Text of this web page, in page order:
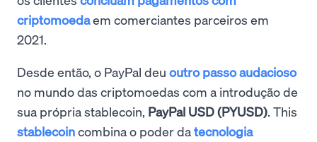
criptomoedaem comerciantes parceiros em
2021.
Desde então, o PayPal deu outro passo audacioso
no mundo das criptomoedas com a introdução de
sua própria stablecoin, PayPal USD (PYUSD). This
stablecoincombina o poder datecnologia